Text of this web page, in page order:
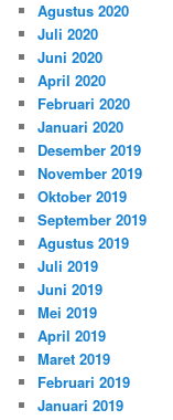
Agustus 2020
Juli 2020
Juni 2020
April 2020
Februari 2020
Januari 2020
Desember 2019
November 2019
Oktober 2019
September 2019
Agustus 2019
Juli 2019
Juni 2019
Mei 2019
April 2019
Maret 2019
Februari 2019
Januari 2019